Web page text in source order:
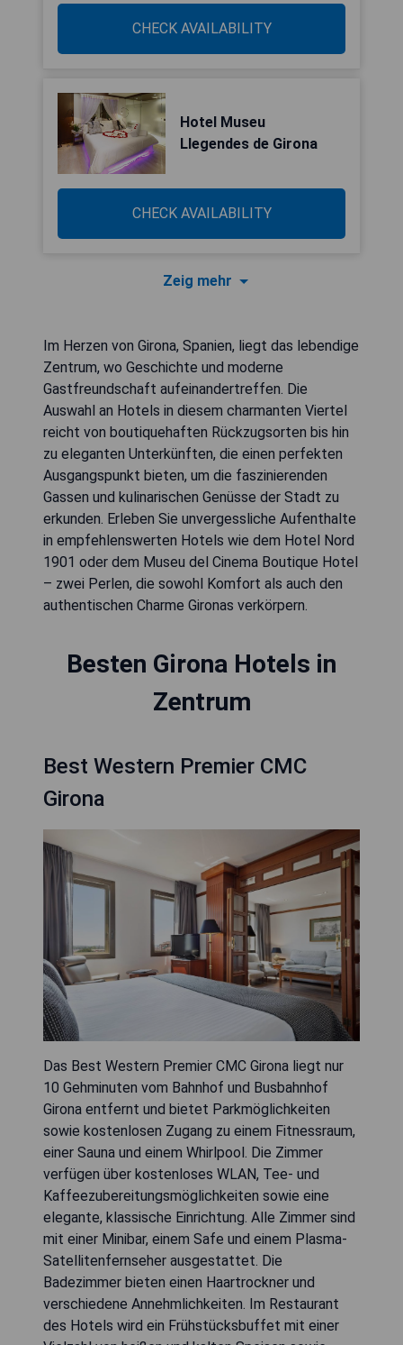
CHECK AVAILABILITY
Hotel Museu
Llegendes de Girona
CHECK AVAILABILITY
Zeig mehr
Im Herzen von Girona, Spanien, liegt das lebendige
Zentrum, wo Geschichte und moderne
Gastfreundschaft aufeinandertreffen. Die
Auswahl an Hotels in diesem charmanten Viertel
reicht von boutiquehaften Rückzugsorten bis hin
zu eleganten Unterkünften, die einen perfekten
Ausgangspunkt bieten, um die faszinierenden
Gassen und kulinarischen Genüsse der Stadt zu
erkunden. Erleben Sie unvergessliche Aufenthalte
in empfehlenswerten Hotels wie dem Hotel Nord
1901 oder dem Museu del Cinema Boutique Hotel
– zwei Perlen, die sowohl Komfort als auch den
authentischen Charme Gironas verkörpern.
Besten Girona Hotels in
Zentrum
Best Western Premier CMC
Girona
Das Best Western Premier CMC Girona liegt nur
10 Gehminuten vom Bahnhof und Busbahnhof
Girona entfernt und bietet Parkmöglichkeiten
sowie kostenlosen Zugang zu einem Fitnessraum,
einer Sauna und einem Whirlpool. Die Zimmer
verfügen über kostenloses WLAN, Tee- und
Kaffeezubereitungsmöglichkeiten sowie eine
elegante, klassische Einrichtung. Alle Zimmer sind
mit einer Minibar, einem Safe und einem Plasma-
Satellitenfernseher ausgestattet. Die
Badezimmer bieten einen Haartrockner und
verschiedene Annehmlichkeiten. Im Restaurant
des Hotels wird ein Frühstücksbuffet mit einer